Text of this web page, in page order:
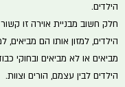
הילדים.
חלק חשוב מבניית אוירה זו
הילדים, למזון אותו הם מביאים,
מביאים או לא מביאים ובחוקי
הילדים לבין עצמם, הורים וצוות.